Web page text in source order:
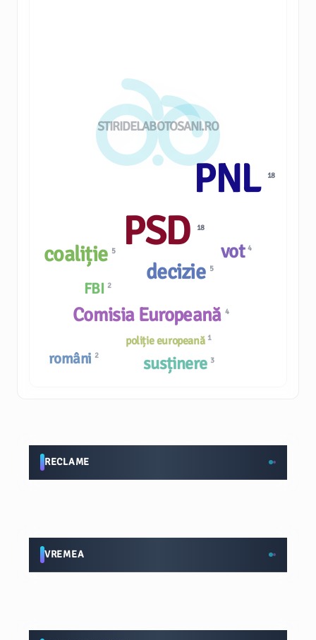
STIRIDELABOTOSANI.RO
FBI 2
români 2
PNL 18
decizie 5
susținere 3
poliție europeană 1
coaliție 5 vot4
Comisia Europeană 4
PSD 18
RECLAME
VREMEA